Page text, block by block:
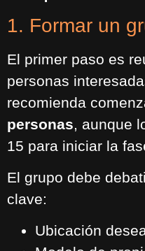
1. Formar un
El primer paso es
personas
recomienda
personas , aunque
15 para iniciar la
El grupo debe
clave:
Ubicación